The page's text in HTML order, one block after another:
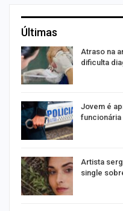
Últimas
Atraso na
dificulta
Jovem é
Artista
single